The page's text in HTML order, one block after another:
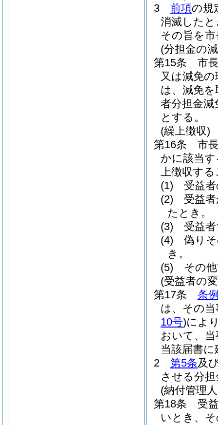
3
前項の規
消滅した
その旨を
(分担金の
第15条
市
又は減免
は、減免
者分担金減
とする。
(繰上徴収)
第16条
市
かに該当
上徴収す
(1)
受益
(2)
受益
たとき。
(3)
受益
(4)
偽り
き。
(5)
その
(受益者の
第17条
条
は、その
10号)によ
おいて、
当該届書
2
第5条及
させる分
(納付管理
第18条
受
いとき、